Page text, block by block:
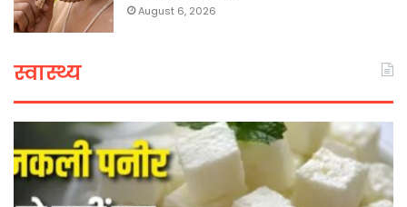
August 6, 2026
स्वास्थ्य